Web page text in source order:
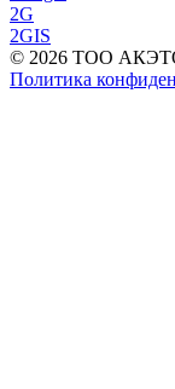
2G
2GIS
© 2026 ТОО
Политика